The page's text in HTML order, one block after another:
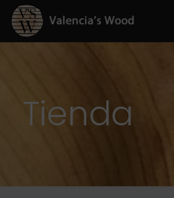
Tienda